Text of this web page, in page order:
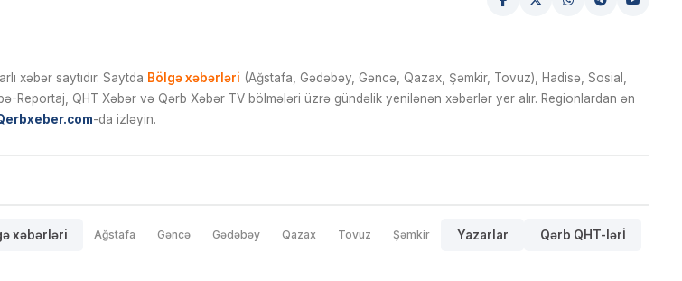
xəbər saytıdır. Saytda Bölgə xəbərləri (Ağstafa, Gədəbəy, Gəncə, Qazax, Şəmkir, Tovuz), Hadisə, Sosial,
QHT Xəbər və Qərb Xəbər TV bölmələri üzrə gündəlik yenilənən xəbərlər yer alır. Regionlardan ən
-da izləyin.
xəbərləri Ağstafa Gəncə Gədəbəy Qazax Tovuz Şəmkir Yazarlar Qərb QHT-lərİ